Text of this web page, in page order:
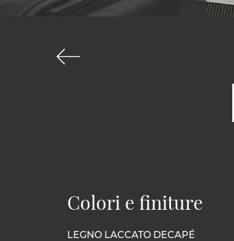
Colori e finiture
LEGNO LACCATO DECAPÉ